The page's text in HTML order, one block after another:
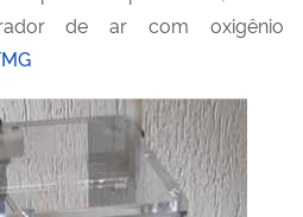
de ar com oxigênio